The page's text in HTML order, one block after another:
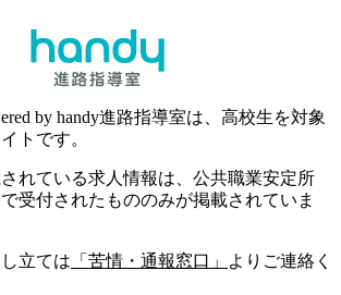
by handy進路指導室は、高校生を対象
トです。
れている求人情報は、公共職業安定所
で受付されたもののみが掲載されていま
立ては 「苦情・通報窓口」
よりご連絡く